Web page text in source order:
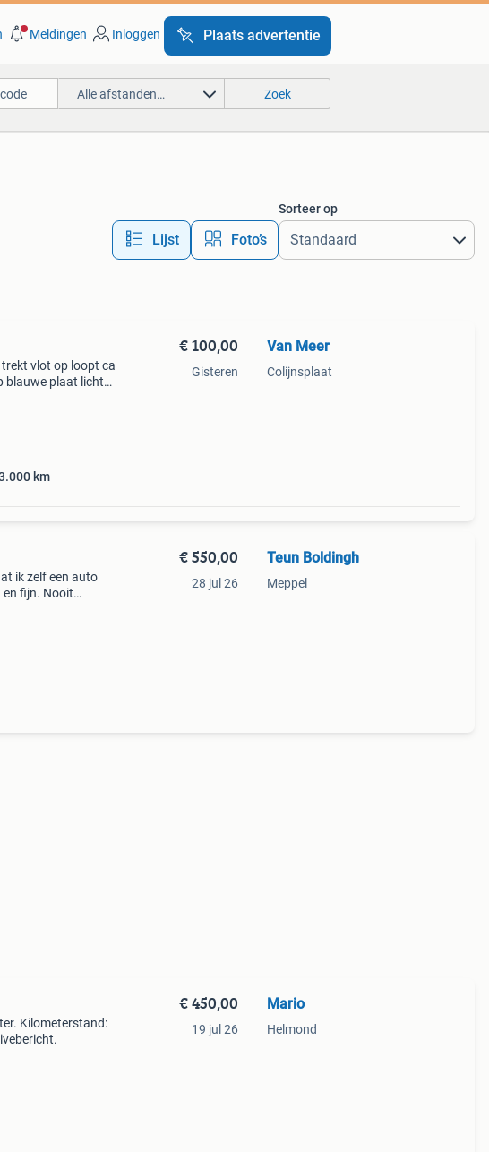
Meldingen Inloggen Plaats advertentie
Alle afstanden… Zoek
Lijst Foto’s
Sorteer op
vlot op loopt ca
blauwe plaat licht
km
€ 100,00
Gisteren
Van Meer
Colijnsplaat
ik zelf een auto
en fijn. Nooit
€ 550,00
28 jul 26
Teun Boldingh
Meppel
Kilometerstand:
€ 450,00
19 jul 26
Mario
Helmond